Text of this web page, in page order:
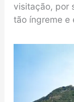
visitação, por
tão íngreme e